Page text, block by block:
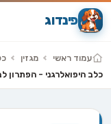
פינדוג
עמוד ראשי מגזין
כלב היפואלרגני - הפתרון